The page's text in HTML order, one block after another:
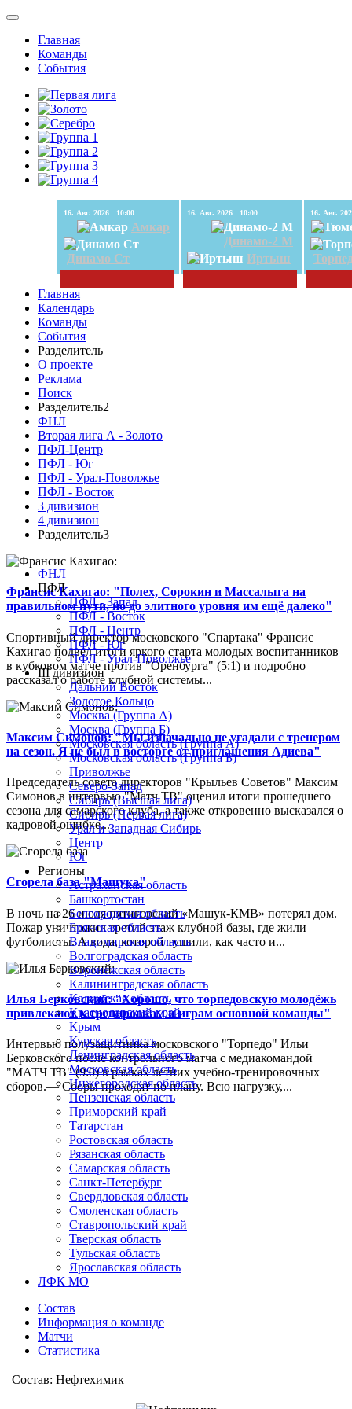
Главная
Команды
События
16. Авг. 2026 10:00
Амкар
Динамо Ст
16. Авг. 2026 10:00
Динамо-2 М
Иртыш
Главная
Календарь
Команды
События
Разделитель
О проекте
Реклама
Поиск
Разделитель2
ФНЛ
Вторая лига А - Золото
ПФЛ-Центр
ПФЛ - Юг
ПФЛ - Урал-Поволжье
ПФЛ - Восток
3 дивизион
4 дивизион
Разделитель3
Франсис Кахигао: "Полех, Сорокин и Массалыга на
правильном пути, но до элитного уровня им ещё далеко"
Спортивный директор московского "Спартака" Франсис
Кахигао подвел итоги яркого старта молодых воспитанников
в кубковом матче против "Оренбурга" (5:1) и подробно
рассказал о работе клубной системы...
Максим Симонов: "Мы изначально не угадали с тренером
на сезон. Я не был в восторге от приглашения Адиева"
Председатель совета директоров "Крыльев Советов" Максим
Симонов в интервью "Матч ТВ" оценил итоги прошедшего
сезона для самарского клуба, а также откровенно высказался о
кадровой ошибке...
Сгорела база "Машука"
В ночь на 26 июля пятигорский «Машук-КМВ» потерял дом.
Пожар уничтожил третий этаж клубной базы, где жили
футболисты. А вода, которой тушили, как часто и...
Илья Берковский: "Хорошо, что торпедовскую молодёжь
привлекают к тренировкам и играм основной команды"
Интервью полузащитника московского "Торпедо" Ильи
Берковского после контрольного матча с медиакомандой
"МАТЧ ТВ" (9:0) в рамках летних учебно-тренировочных
сборов.— Сборы проходят по плану. Всю нагрузку,...
ФНЛ
ПФЛ
ПФЛ - Запад
ПФЛ - Восток
ПФЛ - Центр
ПФЛ - Юг
ПФЛ - Урал-Поволжье
III дивизион
Дальний Восток
Золотое Кольцо
Москва (Группа А)
Москва (Группа Б)
Московская область (Группа А)
Московская область (Группа Б)
Приволжье
Северо-Запад
Сибирь (Высшая лига)
Сибирь (Первая лига)
Урал и Западная Сибирь
Центр
Юг
Регионы
Астраханская область
Башкортостан
Белгородская область
Брянская область
Владимирская область
Волгоградская область
Воронежская область
Калининградская область
Калужская область
Краснодарский край
Крым
Курская область
Ленинградская область
Московская область
Нижегородская область
Пензенская область
Приморский край
Татарстан
Ростовская область
Рязанская область
Самарская область
Санкт-Петербург
Свердловская область
Смоленская область
Ставропольский край
Тверская область
Тульская область
Ярославская область
ЛФК МО
Состав
Информация о команде
Матчи
Статистика
Состав: Нефтехимик